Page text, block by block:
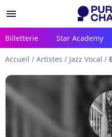
menu
Billetterie Star Academy
Accueil / Artistes / Jazz Vocal /